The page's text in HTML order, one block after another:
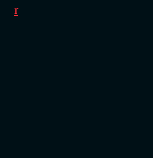
r